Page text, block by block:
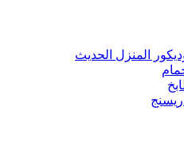
المنزل الحديث